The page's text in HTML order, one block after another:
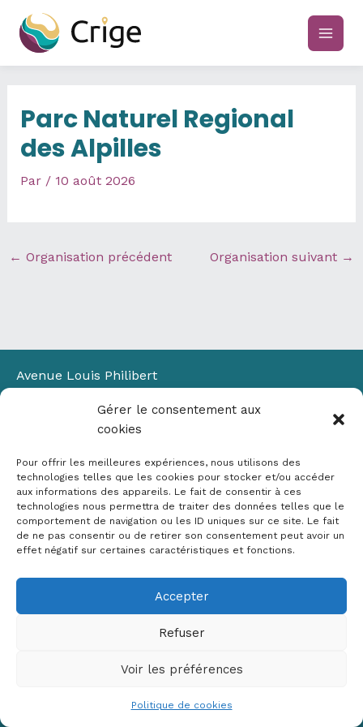
Gérer le consentement aux
cookies
Pour offrir les meilleures expériences, nous utilisons des
technologies telles que les cookies pour stocker et/ou accéder
aux informations des appareils. Le fait de consentir à ces
technologies nous permettra de traiter des données telles que le
comportement de navigation ou les ID uniques sur ce site. Le fait
de ne pas consentir ou de retirer son consentement peut avoir un
effet négatif sur certaines caractéristiques et fonctions.
Accepter
Refuser
Voir les préférences
Politique de cookies
contenu
main
Parc Naturel Regional
des Alpilles
Par / 10 août 2026
← Organisation précédent Organisation suivant →
Avenue Louis Philibert
Bâtiment Laennec
13100 Aix-en-Provence
✉ contact@crige-paca.org
Mentions légales
RGPD
Copyright © 2026 Crige PACA